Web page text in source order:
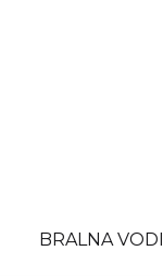
BRALNA